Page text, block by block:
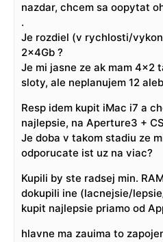
nazdar, chcem sa oopytat
.
Je rozdiel (v rychlosti/
2x4Gb ?
Je mi jasne ze ak mam 4×2
sloty, ale neplanujem 12
Resp idem kupit iMac i7 a
najlepsie, na Aperture3 +
Je doba v takom stadiu ze
odporucate ist uz na viac?
Kupili by ste radsej min.
dokupili ine (lacnejsie/
kupit najlepsie priamo od
hlavne ma zauima to